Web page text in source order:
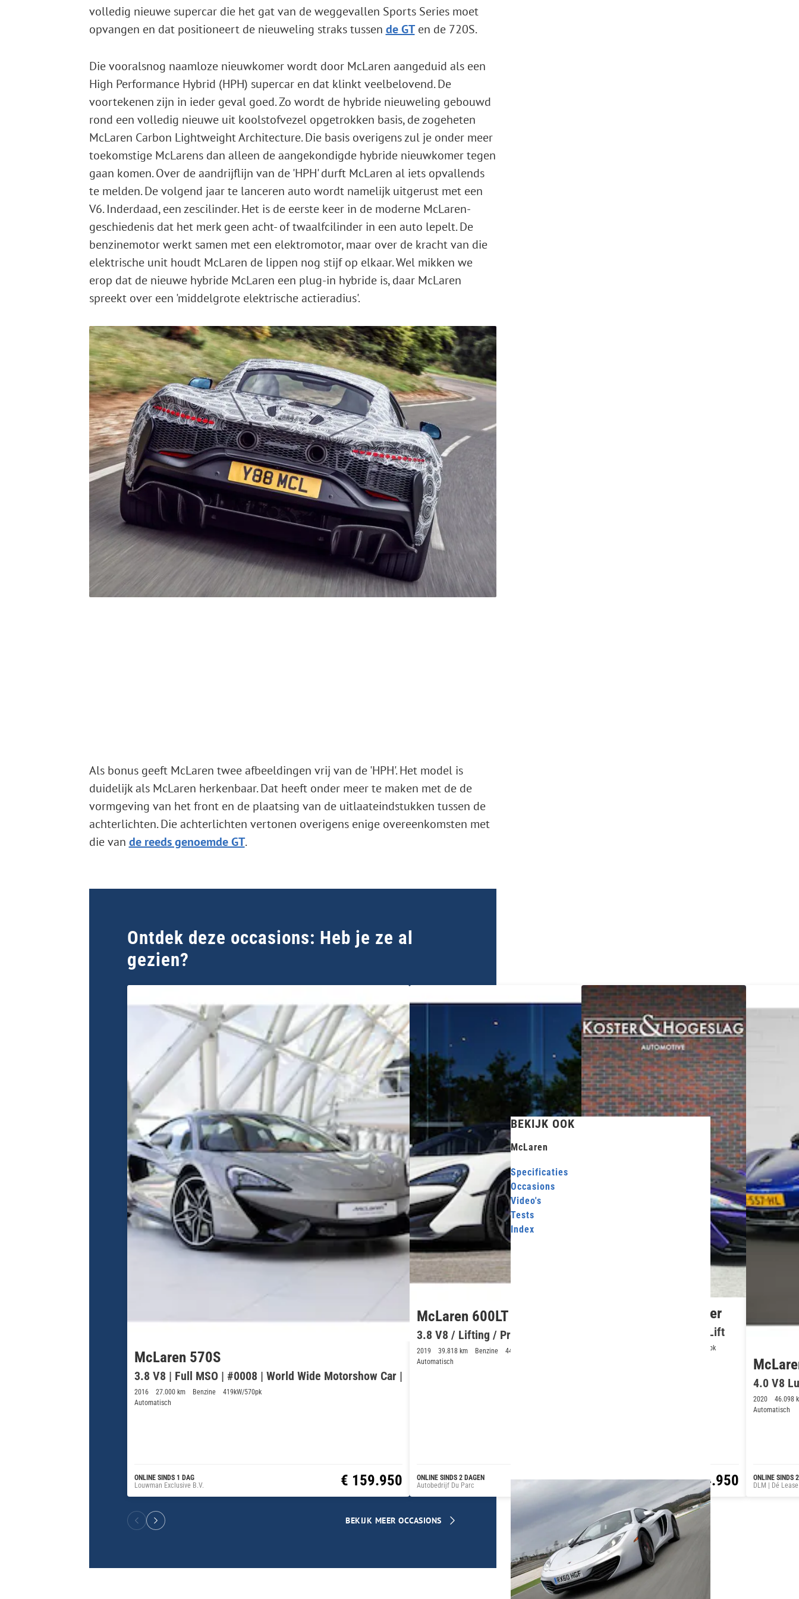
volledig nieuwe supercar die het gat van de weggevallen Sports Series moet
opvangen en dat positioneert de nieuweling straks tussen de GTen de 720S.
Die vooralsnog naamloze nieuwkomer wordt door McLaren aangeduid als een
High Performance Hybrid (HPH) supercar en dat klinkt veelbelovend. De
voortekenen zijn in ieder geval goed. Zo wordt de hybride nieuweling gebouwd
rond een volledig nieuwe uit koolstofvezel opgetrokken basis, de zogeheten
McLaren Carbon Lightweight Architecture. Die basis overigens zul je onder meer
toekomstige McLarens dan alleen de aangekondigde hybride nieuwkomer tegen
gaan komen. Over de aandrijflijn van de 'HPH' durft McLaren al iets opvallends
te melden. De volgend jaar te lanceren auto wordt namelijk uitgerust met een
V6. Inderdaad, een zescilinder. Het is de eerste keer in de moderne McLaren-
geschiedenis dat het merk geen acht- of twaalfcilinder in een auto lepelt. De
benzinemotor werkt samen met een elektromotor, maar over de kracht van die
elektrische unit houdt McLaren de lippen nog stijf op elkaar. Wel mikken we
erop dat de nieuwe hybride McLaren een plug-in hybride is, daar McLaren
spreekt over een 'middelgrote elektrische actieradius'.
Als bonus geeft McLaren twee afbeeldingen vrij van de 'HPH'. Het model is
duidelijk als McLaren herkenbaar. Dat heeft onder meer te maken met de de
vormgeving van het front en de plaatsing van de uitlaateindstukken tussen de
achterlichten. Die achterlichten vertonen overigens enige overeenkomsten met
die van de reeds genoemde GT.
Ontdek deze occasions: Heb je ze al
gezien?
McLaren 570S
3.8 V8 | Full MSO | #0008 | World Wide Motorshow Car |
2016 27.000 km Benzine
419kW/570pk
Automatisch
ONLINE SINDS 1 DAG
Louwman Exclusive B.V.
€ 159.950
McLaren 600LT Spider
3.8 V8 / Lifting / Premium Audio
2019 39.818 km Benzine
441kW/600pk
Automatisch
ONLINE SINDS 2 DAGEN
Autobedrijf Du Parc
€ 248.888
McLaren 600LT Spider
3.8 V8 | MSO - Novitec - Lift
441kW/600pk
ONLINE SINDS 1 WEEK
Koster & Hogeslag Automotive € 274.950
4.0 V8
2020
46.098
Automatisch
ONLINE SINDS
DLM | Dé
BEKIJK MEER OCCASIONS
BEKIJK OOK
McLaren
Specificaties
Occasions
Video's
Tests
Index